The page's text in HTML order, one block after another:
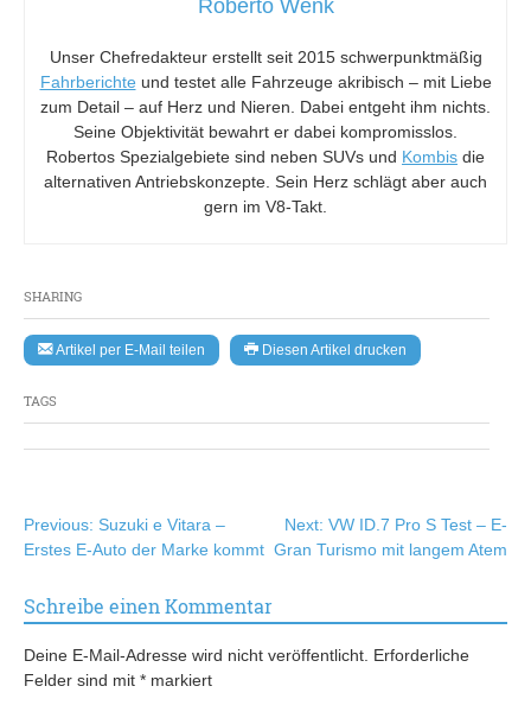
SHARING
Artikel per E-Mail teilen Diesen Artikel drucken
TAGS
Roberto Wenk
Unser Chefredakteur erstellt seit 2015 schwerpunktmäßig
Fahrberichte und testet alle Fahrzeuge akribisch – mit Liebe
zum Detail – auf Herz und Nieren. Dabei entgeht ihm nichts.
Seine Objektivität bewahrt er dabei kompromisslos.
Robertos Spezialgebiete sind neben SUVs und Kombis die
alternativen Antriebskonzepte. Sein Herz schlägt aber auch
gern im V8-Takt.
Beitragsnavigation
Previous: Suzuki e Vitara –
Erstes E-Auto der Marke kommt
Next: VW ID.7 Pro S Test – E-
Gran Turismo mit langem Atem
Schreibe einen Kommentar
Deine E-Mail-Adresse wird nicht veröffentlicht. Erforderliche
Felder sind mit * markiert